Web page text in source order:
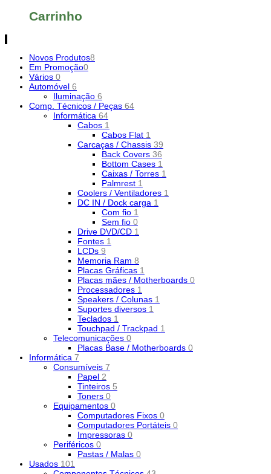
Carrinho
Novos Produtos8
Em Promoção0
Vários 0
Automóvel 6
Iluminação 6
Comp. Técnicos / Peças 64
Informática 64
Cabos 1
Cabos Flat 1
Carcaças / Chassis 39
Back Covers 36
Bottom Cases 1
Caixas / Torres 1
Palmrest 1
Coolers / Ventiladores 1
DC IN / Dock carga 1
Com fio 1
Sem fio 0
Drive DVD/CD 1
Fontes 1
LCDs 9
Memoria Ram 8
Placas Gráficas 1
Placas mães / Motherboards 0
Processadores 1
Speakers / Colunas 1
Suportes diversos 1
Teclados 1
Touchpad / Trackpad 1
Telecomunicações 0
Placas Base / Motherboards 0
Informática 7
Consumíveis 7
Papel 2
Tinteiros 5
Toners 0
Equipamentos 0
Computadores Fixos 0
Computadores Portáteis 0
Impressoras 0
Periféricos 0
Pastas / Malas 0
Usados 101